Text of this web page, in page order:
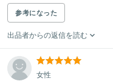
参考になった
出品者からの返信を読む
女性